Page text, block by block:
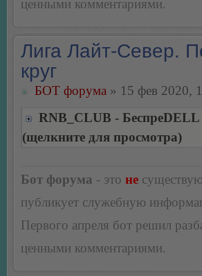
ценными комментариями.
Лига Лайт-Север.
круг
БОТ форума » 15 фев 2020,
RNB_CLUB - БеспреDELL
(щелкните для просмотра)
Бот форума - это не
публикует служебную
Первого апреля бот решил
ценными комментариями.